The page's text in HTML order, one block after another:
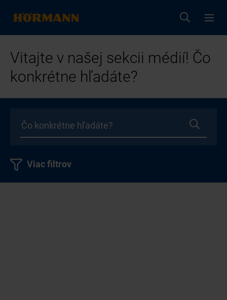
Vitajte v našej sekcii médií! Čo
konkrétne hľadáte?
Viac filtrov